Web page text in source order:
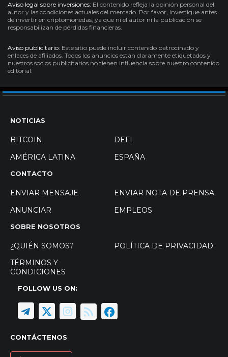
Aviso legal sobre inversiones: El contenido refleja la opinión personal del
autor y las condiciones actuales del mercado. Por favor, investigue antes
de invertir en criptomonedas, ya que ni el autor ni la publicación se
responsabilizan de pérdidas financieras.
Aviso publicitario: Este sitio puede incluir contenido patrocinado y
enlaces de afiliados. Todos los anuncios están claramente etiquetados y
nuestros socios publicitarios no tienen influencia sobre nuestro contenido
editorial.
NOTICIAS
BITCOIN
DEFI
AMÉRICA LATINA
ESPAÑA
CONTACTO
ENVIAR MENSAJE
ENVIAR NOTA DE PRENSA
ANUNCIAR
EMPLEOS
SOBRE NOSOTROS
¿QUIÉN SOMOS?
POLÍTICA DE PRIVACIDAD
TÉRMINOS Y
CONDICIONES
FOLLOW US ON:
CONTÁCTENOS